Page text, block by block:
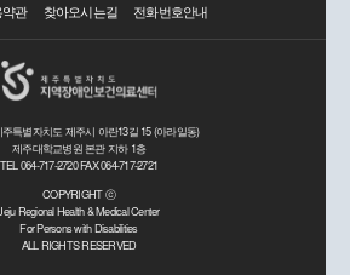
약관 찾아오시는길 전화번호안내
주특별자치도 제주시 아란13길 15 (아라일동)
제주대학교병원 본관 지하 1층
TEL 064-717-2720 FAX 064-717-2721
COPYRIGHT ⓒ
Regional Health & Medical Center
For Persons with Disabilities
ALL RIGHTS RESERVED